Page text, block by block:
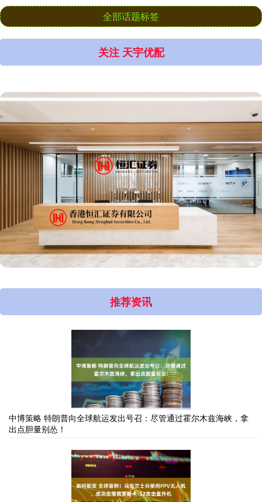
全部话题标签
关注 天宇优配
推荐资讯
中博策略 特朗普向全球航运发出号召：尽管通过霍尔木兹海峡，拿
出点胆量别怂！